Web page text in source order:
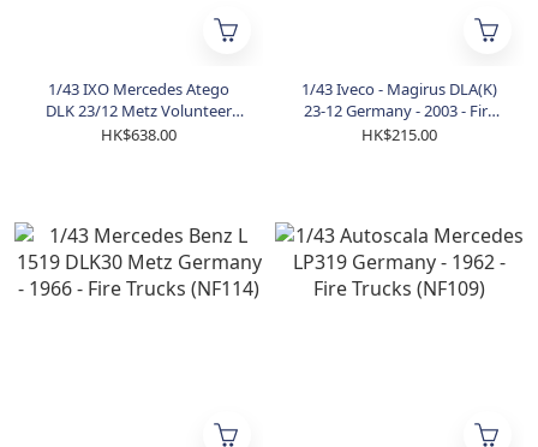
1/43 IXO Mercedes Atego
DLK 23/12 Metz Volunteer
(TRF020S)
HK$638.00
1/43 Iveco - Magirus DLA(K)
23-12 Germany - 2003 - Fire
Trucks (NF901)
HK$215.00